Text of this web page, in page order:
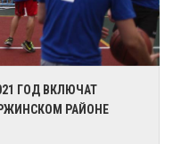
ГОД ВКЛЮЧАТ
РАЙОНЕ